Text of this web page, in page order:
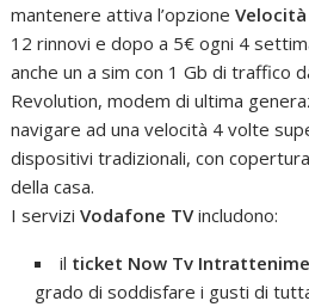
mantenere attiva l’opzioneVelocità
12 rinnovi e dopo a 5€ ogni 4
anche un a sim con 1 Gb di traffico
Revolution, modem di ultima
navigare ad una velocità 4 volte
dispositivi tradizionali, con
della casa.
I serviziVodafone TVincludono:
il ticket Now Tv
grado di soddisfare i gusti di